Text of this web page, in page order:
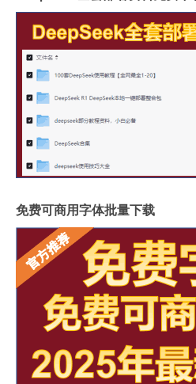
免费可商用字体批量下载